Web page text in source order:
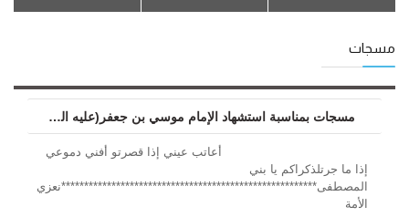
مسجات
مسجات بمناسبة استشهاد الإمام موسي بن جعفر(عليه السلام)
أعاتب عيني إذا قصرتو أفني دموعي
إذا ما جرتلذكراكم يا بني
المصطفى********************************************************نعزي
الأمة